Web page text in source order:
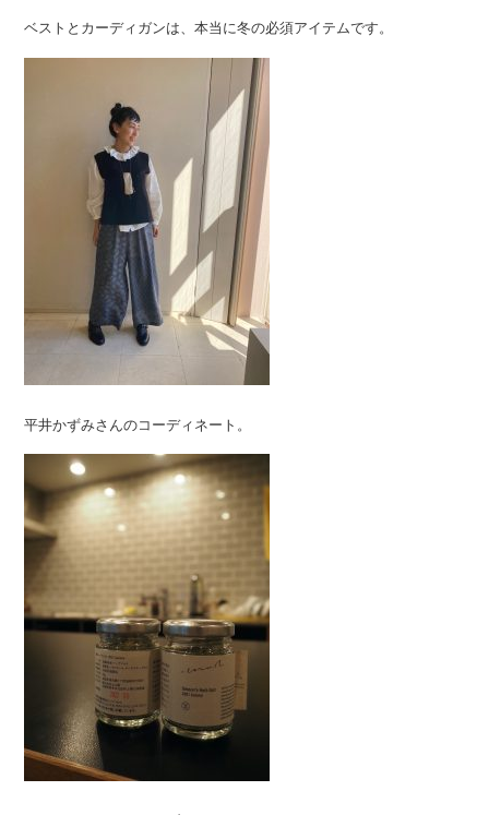
ベストとカーディガンは、本当に冬の必須アイテムです。
平井かずみさんのコーディネート。